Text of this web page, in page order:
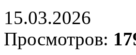
15.03.2026
Просмотров: